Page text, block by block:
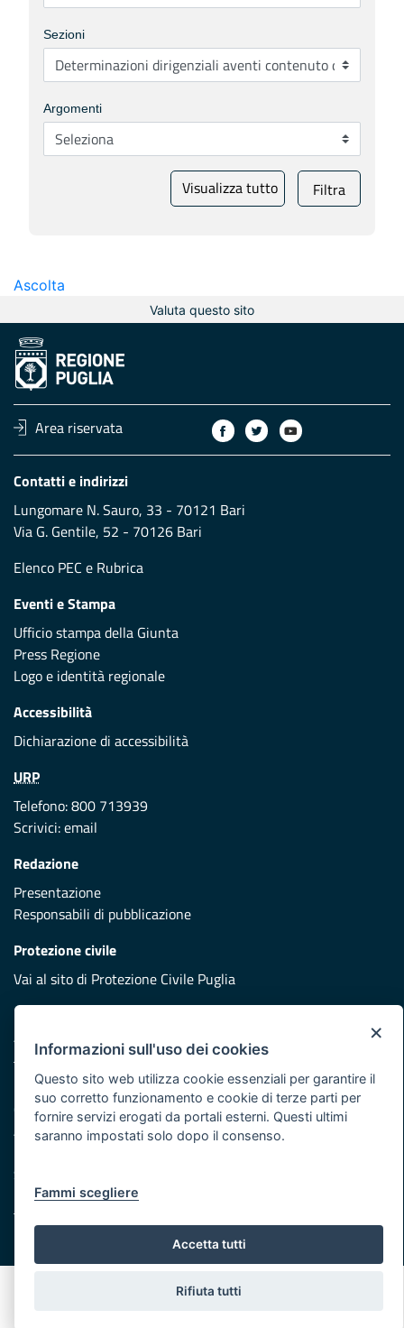
Sezioni
Argomenti
Visualizza tutto Filtra
Ascolta
Valuta questo sito
Area riservata
Contatti e indirizzi
Lungomare N. Sauro, 33 - 70121 Bari
Via G. Gentile, 52 - 70126 Bari
Elenco PEC e Rubrica
Eventi e Stampa
Ufficio stampa della Giunta
Press Regione
Logo e identità regionale
Accessibilità
Dichiarazione di accessibilità
URP
Telefono: 800 713939
Scrivici:email
Redazione
Presentazione
Responsabili di pubblicazione
Protezione civile
Vai al sito di Protezione Civile Puglia
Iniziativa finanziata con risorse del POR Puglia 2014/2020 -
Asse XI
Note legali
Cookie e privacy
Atti di notifica
Servizi Intranet
© Regione Puglia
×
Informazioni sull'uso dei cookies
Questo sito web utilizza cookie essenziali per garantire il
suo corretto funzionamento e cookie di terze parti per
fornire servizi erogati da portali esterni. Questi ultimi
saranno impostati solo dopo il consenso.
Fammi scegliere
Accetta tutti
Rifiuta tutti